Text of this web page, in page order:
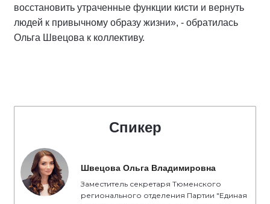
восстановить утраченные функции кисти и вернуть
людей к привычному образу жизни», - обратилась
Ольга Швецова к коллективу.
Спикер
Швецова Ольга Владимировна
Заместитель секретаря Тюменского
регионального отделения Партии "Единая